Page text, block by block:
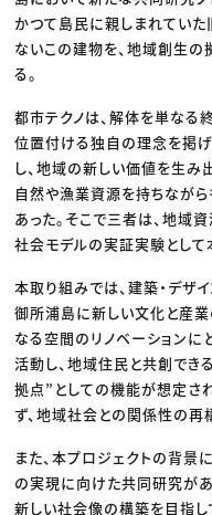
かつて島民に親しまれていた
ないこの建物を、地域創生の
る。
都市テクノは、解体を単なる
位置付ける独自の理念を掲
し、地域の新しい価値を生
自然や漁業資源を持ちながら
あった。そこで三者は、地域
社会モデルの実証実験として
本取り組みでは、建築・デザ
御所浦島に新しい文化と産業
なる空間のリノベーションに
活動し、地域住民と共創でき
拠点”としての機能が想定さ
ず、地域社会との関係性の再
また、本プロジェクトの背景
の実現に向けた共同研究が
新しい社会像の構築を目指